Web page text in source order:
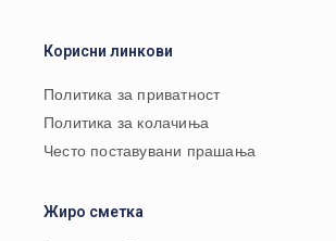
Корисни линкови
Политика за приватност
Политика за колачиња
Често поставувани прашања
Жиро сметка